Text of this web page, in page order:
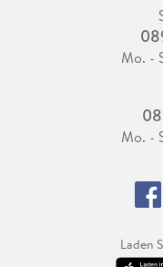
Mo. -
Mo. -
Laden